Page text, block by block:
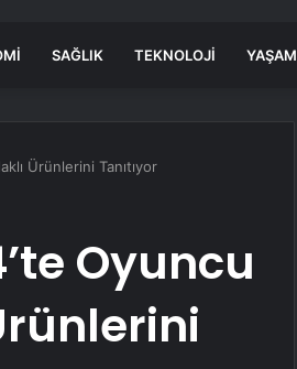
SAĞLIK TEKNOLOJI YAŞAM
Ürünlerini Tanıtıyor
Oyuncu